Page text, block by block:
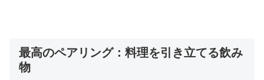
最高のペアリング：料理を引き立てる飲み
物